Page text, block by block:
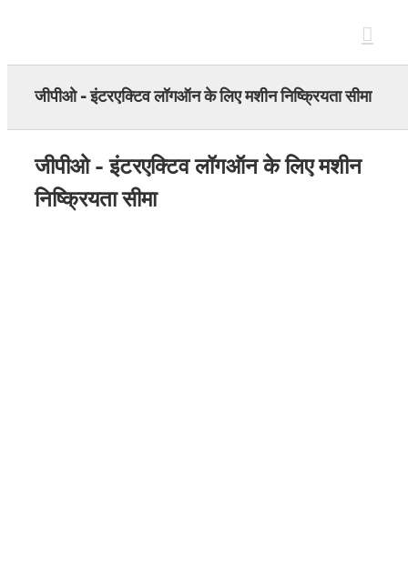
जीपीओ - इंटरएक्टिव लॉगऑन के लिए मशीन निष्क्रियता सीमा
जीपीओ - इंटरएक्टिव लॉगऑन के लिए मशीन
निष्क्रियता सीमा